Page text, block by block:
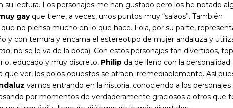
su lectura. Los personajes me han gustado pero los he notado
gayque tiene, a veces, unos puntos muy “salaos”. También
no piensa mucho en lo que hace. Lola, por su parte,
y con ternura y encarna el estereotipo de mujer andaluza y
, no se le va de la boca). Con estos personajes tan divertidos,
educado y muy discreto, Philip da de lleno con la personalidad
ver, los polos opuestos se atraen irremediablemente. Así
vamos entrando en la historia, conociendo a los personajes
por momentos de verdaderamente graciosos a otros que